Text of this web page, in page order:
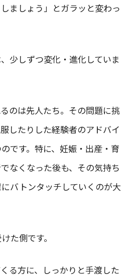
ましょう」とガラッと変わっ
少しずつ変化・進化していま
のは先人たち。その問題に挑
したりした経験者のアドバイ
です。特に、妊娠・出産・育
なくなった後も、その気持ち
バトンタッチしていくのが大
た側です。
る方に、しっかりと手渡した